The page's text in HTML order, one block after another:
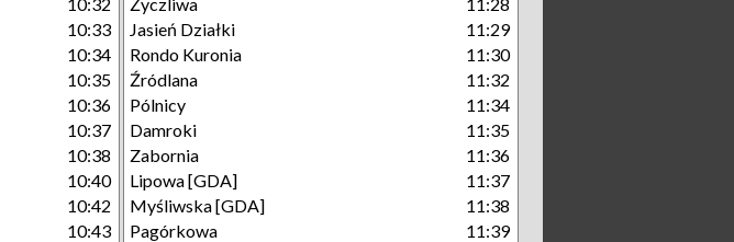
10:33
10:34
10:35
10:36
10:37
10:38
10:40
10:42
10:43
Jasień Działki
11:29
Rondo Kuronia
11:30
Źródlana
11:32
Pólnicy
11:34
Damroki
11:35
Zabornia
11:36
Lipowa [GDA]
11:37
Myśliwska [GDA]
11:38
Pagórkowa
11:39